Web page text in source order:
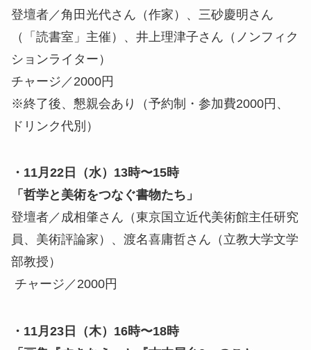
登壇者／角田光代さん（作家）、三砂慶明さん
（「読書室」主催）、井上理津子さん（ノンフィク
ションライター）
チャージ／2000円
※終了後、懇親会あり（予約制・参加費2000円、
ドリンク代別）
・11月22日（水）13時〜15時
「哲学と美術をつなぐ書物たち」
登壇者／成相肇さん（東京国⽴近代美術館主任研究
員、美術評論家）、渡名喜庸哲さん（⽴教大学文学
部教授）
チャージ／2000円
・11月23日（木）16時〜18時